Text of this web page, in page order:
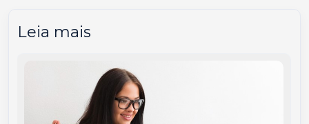
Leia mais